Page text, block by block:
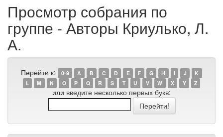
Просмотр собрания по
группе - Авторы Криулько, Л.
А.
Перейти к: 0-9 A B C D E F G H I J
K
L
M N O P Q R S T U V W X Y Z
или введите несколько первых букв: